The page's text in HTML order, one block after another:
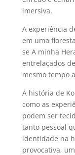
imersiva.
A experiência
em uma
se A minha
entrelaçados
mesmo tempo
A história de
como as
podem ser
tanto pessoal
identidade na
provocativa,